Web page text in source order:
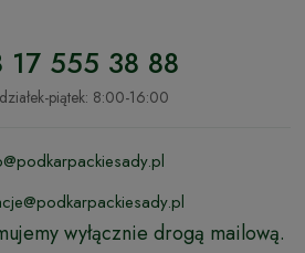
17 555 38 88
piątek: 8:00-16:00
wyłącznie drogą mailową.